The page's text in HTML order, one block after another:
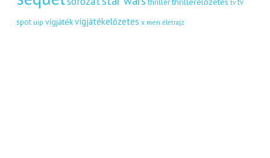
thriller tv tv
spot uip vígjátékvígjátékelőzetes x men életrajz